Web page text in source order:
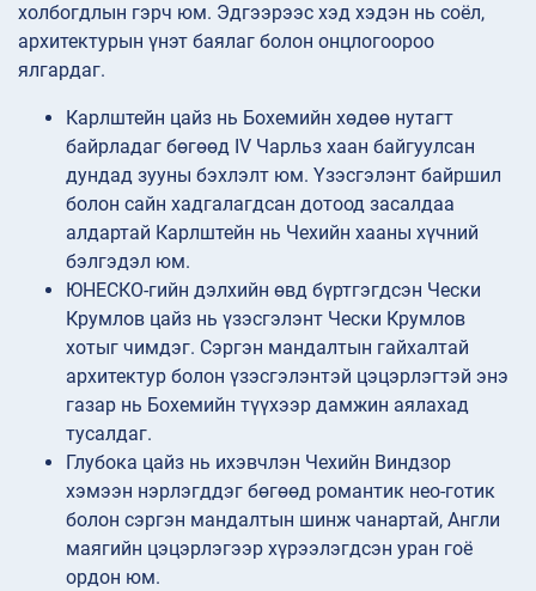
холбогдлын гэрч юм. Эдгээрээс хэд хэдэн нь соёл,
архитектурын үнэт баялаг болон онцлогоороо
ялгардаг.
Карлштейн цайз нь Бохемийн хөдөө нутагт
байрладаг бөгөөд IV Чарльз хаан байгуулсан
дундад зууны бэхлэлт юм. Үзэсгэлэнт байршил
болон сайн хадгалагдсан дотоод засалдаа
алдартай Карлштейн нь Чехийн хааны хүчний
бэлгэдэл юм.
ЮНЕСКО-гийн дэлхийн өвд бүртгэгдсэн Чески
Крумлов цайз нь үзэсгэлэнт Чески Крумлов
хотыг чимдэг. Сэргэн мандалтын гайхалтай
архитектур болон үзэсгэлэнтэй цэцэрлэгтэй энэ
газар нь Бохемийн түүхээр дамжин аялахад
тусалдаг.
Глубока цайз нь ихэвчлэн Чехийн Виндзор
хэмээн нэрлэгддэг бөгөөд романтик нео-готик
болон сэргэн мандалтын шинж чанартай, Англи
маягийн цэцэрлэгээр хүрээлэгдсэн уран гоё
ордон юм.